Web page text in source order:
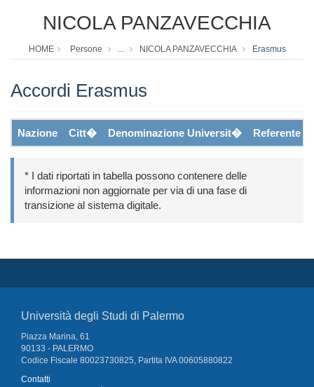
NICOLA PANZAVECCHIA
HOME Persone ... NICOLA PANZAVECCHIA Erasmus
Accordi Erasmus
Nazione Citt� Denominazione Universit� Referente
* I dati riportati in tabella possono contenere delle
informazioni non aggiornate per via di una fase di
transizione al sistema digitale.
Università degli Studi di Palermo
Piazza Marina, 61
90133 - PALERMO
Codice Fiscale 80023730825, Partita IVA 00605880822
Contatti